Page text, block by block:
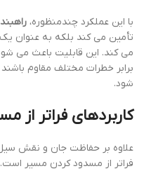
با این عملکرد چندمنظوره،
تأمین می کند بلکه به عنوان
می کند. این قابلیت باعث می
برابر خطرات مختلف مقاوم
شود.
کاربردهای فراتر از
علاوه بر حفاظت جان و نقش
فراتر از مسدود کردن مسیر